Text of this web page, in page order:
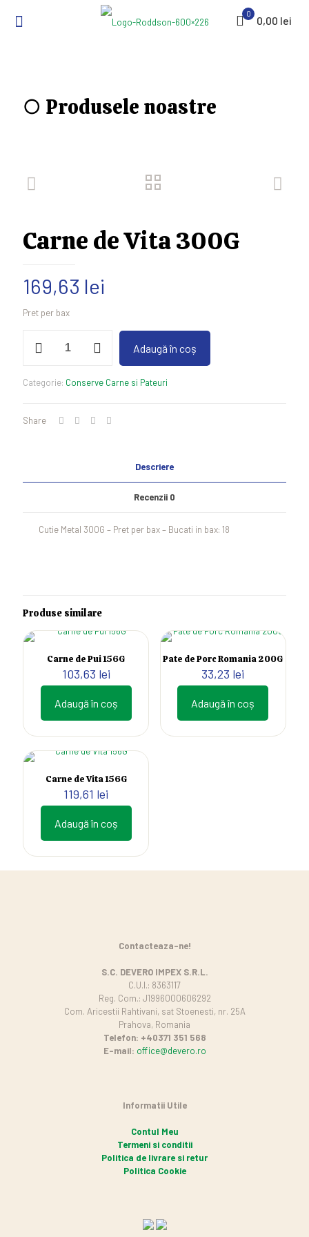
0
0,00 lei
○ Produsele noastre
Carne de Vita 300G
169,63 lei
Pret per bax
300G
Adaugă în coș
Categorie: Conserve Carne si Pateuri
Share
Descriere
Recenzii 0
Cutie Metal 300G – Pret per bax – Bucati in bax: 18
Produse similare
Carne de Pui 156G
103,63 lei
Adaugă în coș
Pate de Porc Romania 200G
33,23 lei
Adaugă în coș
Carne de Vita 156G
119,61 lei
Adaugă în coș
Contacteaza-ne!
S.C. DEVERO IMPEX S.R.L.
C.U.I.: 8363117
Reg. Com.: J1996000606292
Com. Aricestii Rahtivani, sat Stoenesti, nr. 25A
Prahova, Romania
Telefon: +40371 351 568
E-mail: office@devero.ro
Informatii Utile
Contul Meu
Termeni si conditii
Politica de livrare si retur
Politica Cookie